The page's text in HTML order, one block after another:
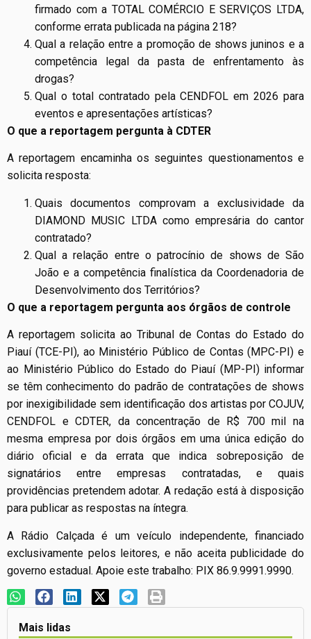
firmado com a TOTAL COMÉRCIO E SERVIÇOS LTDA,
conforme errata publicada na página 218?
Qual a relação entre a promoção de shows juninos e a
competência legal da pasta de enfrentamento às
drogas?
Qual o total contratado pela CENDFOL em 2026 para
eventos e apresentações artísticas?
O que a reportagem pergunta à CDTER
A reportagem encaminha os seguintes questionamentos e
solicita resposta:
Quais documentos comprovam a exclusividade da
DIAMOND MUSIC LTDA como empresária do cantor
contratado?
Qual a relação entre o patrocínio de shows de São
João e a competência finalística da Coordenadoria de
Desenvolvimento dos Territórios?
O que a reportagem pergunta aos órgãos de controle
A reportagem solicita ao Tribunal de Contas do Estado do
Piauí (TCE-PI), ao Ministério Público de Contas (MPC-PI) e
ao Ministério Público do Estado do Piauí (MP-PI) informar
se têm conhecimento do padrão de contratações de shows
por inexigibilidade sem identificação dos artistas por COJUV,
CENDFOL e CDTER, da concentração de R$ 700 mil na
mesma empresa por dois órgãos em uma única edição do
diário oficial e da errata que indica sobreposição de
signatários entre empresas contratadas, e quais
providências pretendem adotar. A redação está à disposição
para publicar as respostas na íntegra.
A Rádio Calçada é um veículo independente, financiado
exclusivamente pelos leitores, e não aceita publicidade do
governo estadual. Apoie este trabalho: PIX 86.9.9991.9990.
Mais lidas